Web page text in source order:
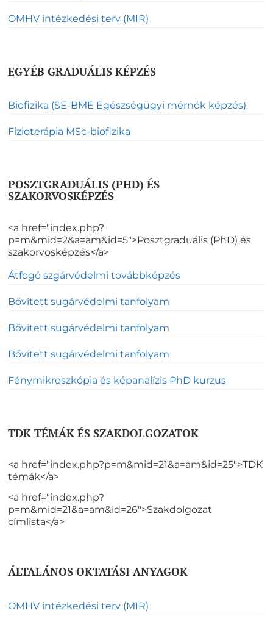
OMHV intézkedési terv (MIR)
EGYÉB GRADUÁLIS KÉPZÉS
Biofizika (SE-BME Egészségügyi mérnök képzés)
Fizioterápia MSc-biofizika
POSZTGRADUÁLIS (PHD) ÉS
SZAKORVOSKÉPZÉS
<a href="index.php?
p=m&mid=2&a=am&id=5">Posztgraduális (PhD) és
szakorvosképzés</a>
Átfogó szgárvédelmi továbbképzés
Bővített sugárvédelmi tanfolyam
Bővített sugárvédelmi tanfolyam
Bővített sugárvédelmi tanfolyam
Fénymikroszkópia és képanalízis PhD kurzus
TDK TÉMÁK ÉS SZAKDOLGOZATOK
<a href="index.php?p=m&mid=21&a=am&id=25">TDK
témák</a>
<a href="index.php?
p=m&mid=21&a=am&id=26">Szakdolgozat
címlista</a>
ÁLTALÁNOS OKTATÁSI ANYAGOK
OMHV intézkedési terv (MIR)